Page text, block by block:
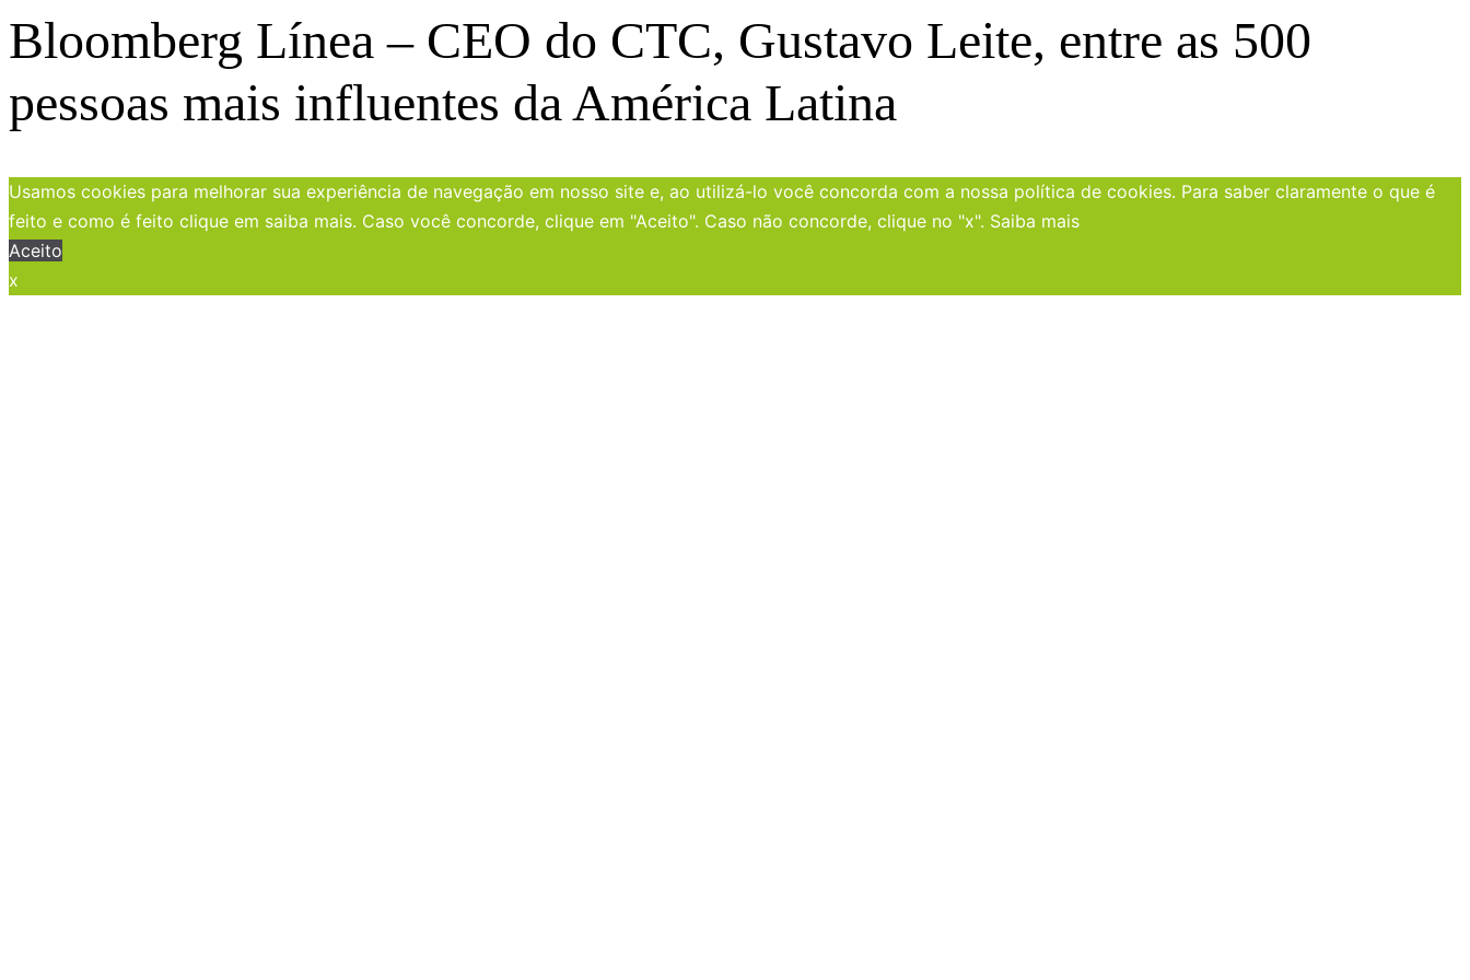
Bloomberg Línea – CEO do CTC, Gustavo Leite, entre as 500
pessoas mais influentes da América Latina
Usamos cookies para melhorar sua experiência de navegação em nosso site e, ao utilizá-lo você concorda com a nossa política de cookies. Para saber claramente o que é
feito e como é feito clique em saiba mais. Caso você concorde, clique em "Aceito". Caso não concorde, clique no "x". Saiba mais
Aceito
x